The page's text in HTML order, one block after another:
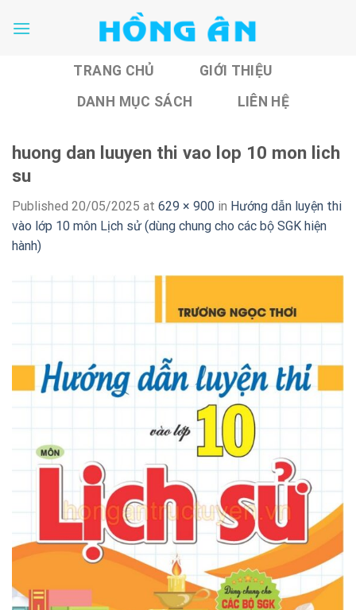
TRANG CHỦ
GIỚI THIỆU
DANH MỤC SÁCH
LIÊN HỆ
huong dan luuyen thi vao lop 10 mon lich
su
Published 20/05/2025 at 629 × 900 in Hướng dẫn luyện thi
vào lớp 10 môn Lịch sử (dùng chung cho các bộ SGK hiện
hành)